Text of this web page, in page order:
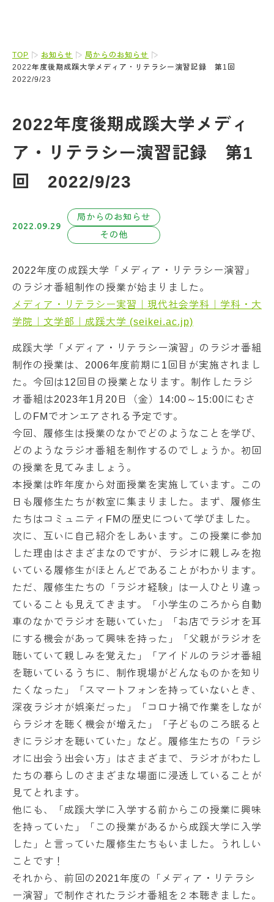
TOP お知らせ
局からのお知らせ
2022年度後期成蹊大学メディア・リテラシー演習記録 第1回
2022/9/23
2022年度後期成蹊大学メディ
ア・リテラシー演習記録 第1
回 2022/9/23
2022.09.29
局からのお知らせ
その他
2022年度の成蹊大学「メディア・リテラシー演習」
のラジオ番組制作の授業が始まりました。
メディア・リテラシー実習｜現代社会学科｜学科・大
学院｜文学部｜成蹊大学 (seikei.ac.jp)
成蹊大学「メディア・リテラシー演習」のラジオ番組
制作の授業は、2006年度前期に1回目が実施されまし
た。今回は12回目の授業となります。制作したラジ
オ番組は2023年1月20日（金）14:00～15:00にむさ
しのFMでオンエアされる予定です。
今回、履修生は授業のなかでどのようなことを学び、
どのようなラジオ番組を制作するのでしょうか。初回
の授業を見てみましょう。
本授業は昨年度から対面授業を実施しています。この
日も履修生たちが教室に集まりました。まず、履修生
たちはコミュニティFMの歴史について学びました。
次に、互いに自己紹介をしあいます。この授業に参加
した理由はさまざまなのですが、ラジオに親しみを抱
いている履修生がほとんどであることがわかります。
ただ、履修生たちの「ラジオ経験」は一人ひとり違っ
ていることも見えてきます。「小学生のころから自動
車のなかでラジオを聴いていた」「お店でラジオを耳
にする機会があって興味を持った」「父親がラジオを
聴いていて親しみを覚えた」「アイドルのラジオ番組
を聴いているうちに、制作現場がどんなものかを知り
たくなった」「スマートフォンを持っていないとき、
深夜ラジオが娯楽だった」「コロナ禍で作業をしなが
らラジオを聴く機会が増えた」「子どものころ眠ると
きにラジオを聴いていた」など。履修生たちの「ラジ
オに出会う出会い方」はさまざまで、ラジオがわたし
たちの暮らしのさまざまな場面に浸透していることが
見てとれます。
他にも、「成蹊大学に入学する前からこの授業に興味
を持っていた」「この授業があるから成蹊大学に入学
した」と言っていた履修生たちもいました。うれしい
ことです！
それから、前回の2021年度の「メディア・リテラシ
ー演習」で制作されたラジオ番組を２本聴きました。